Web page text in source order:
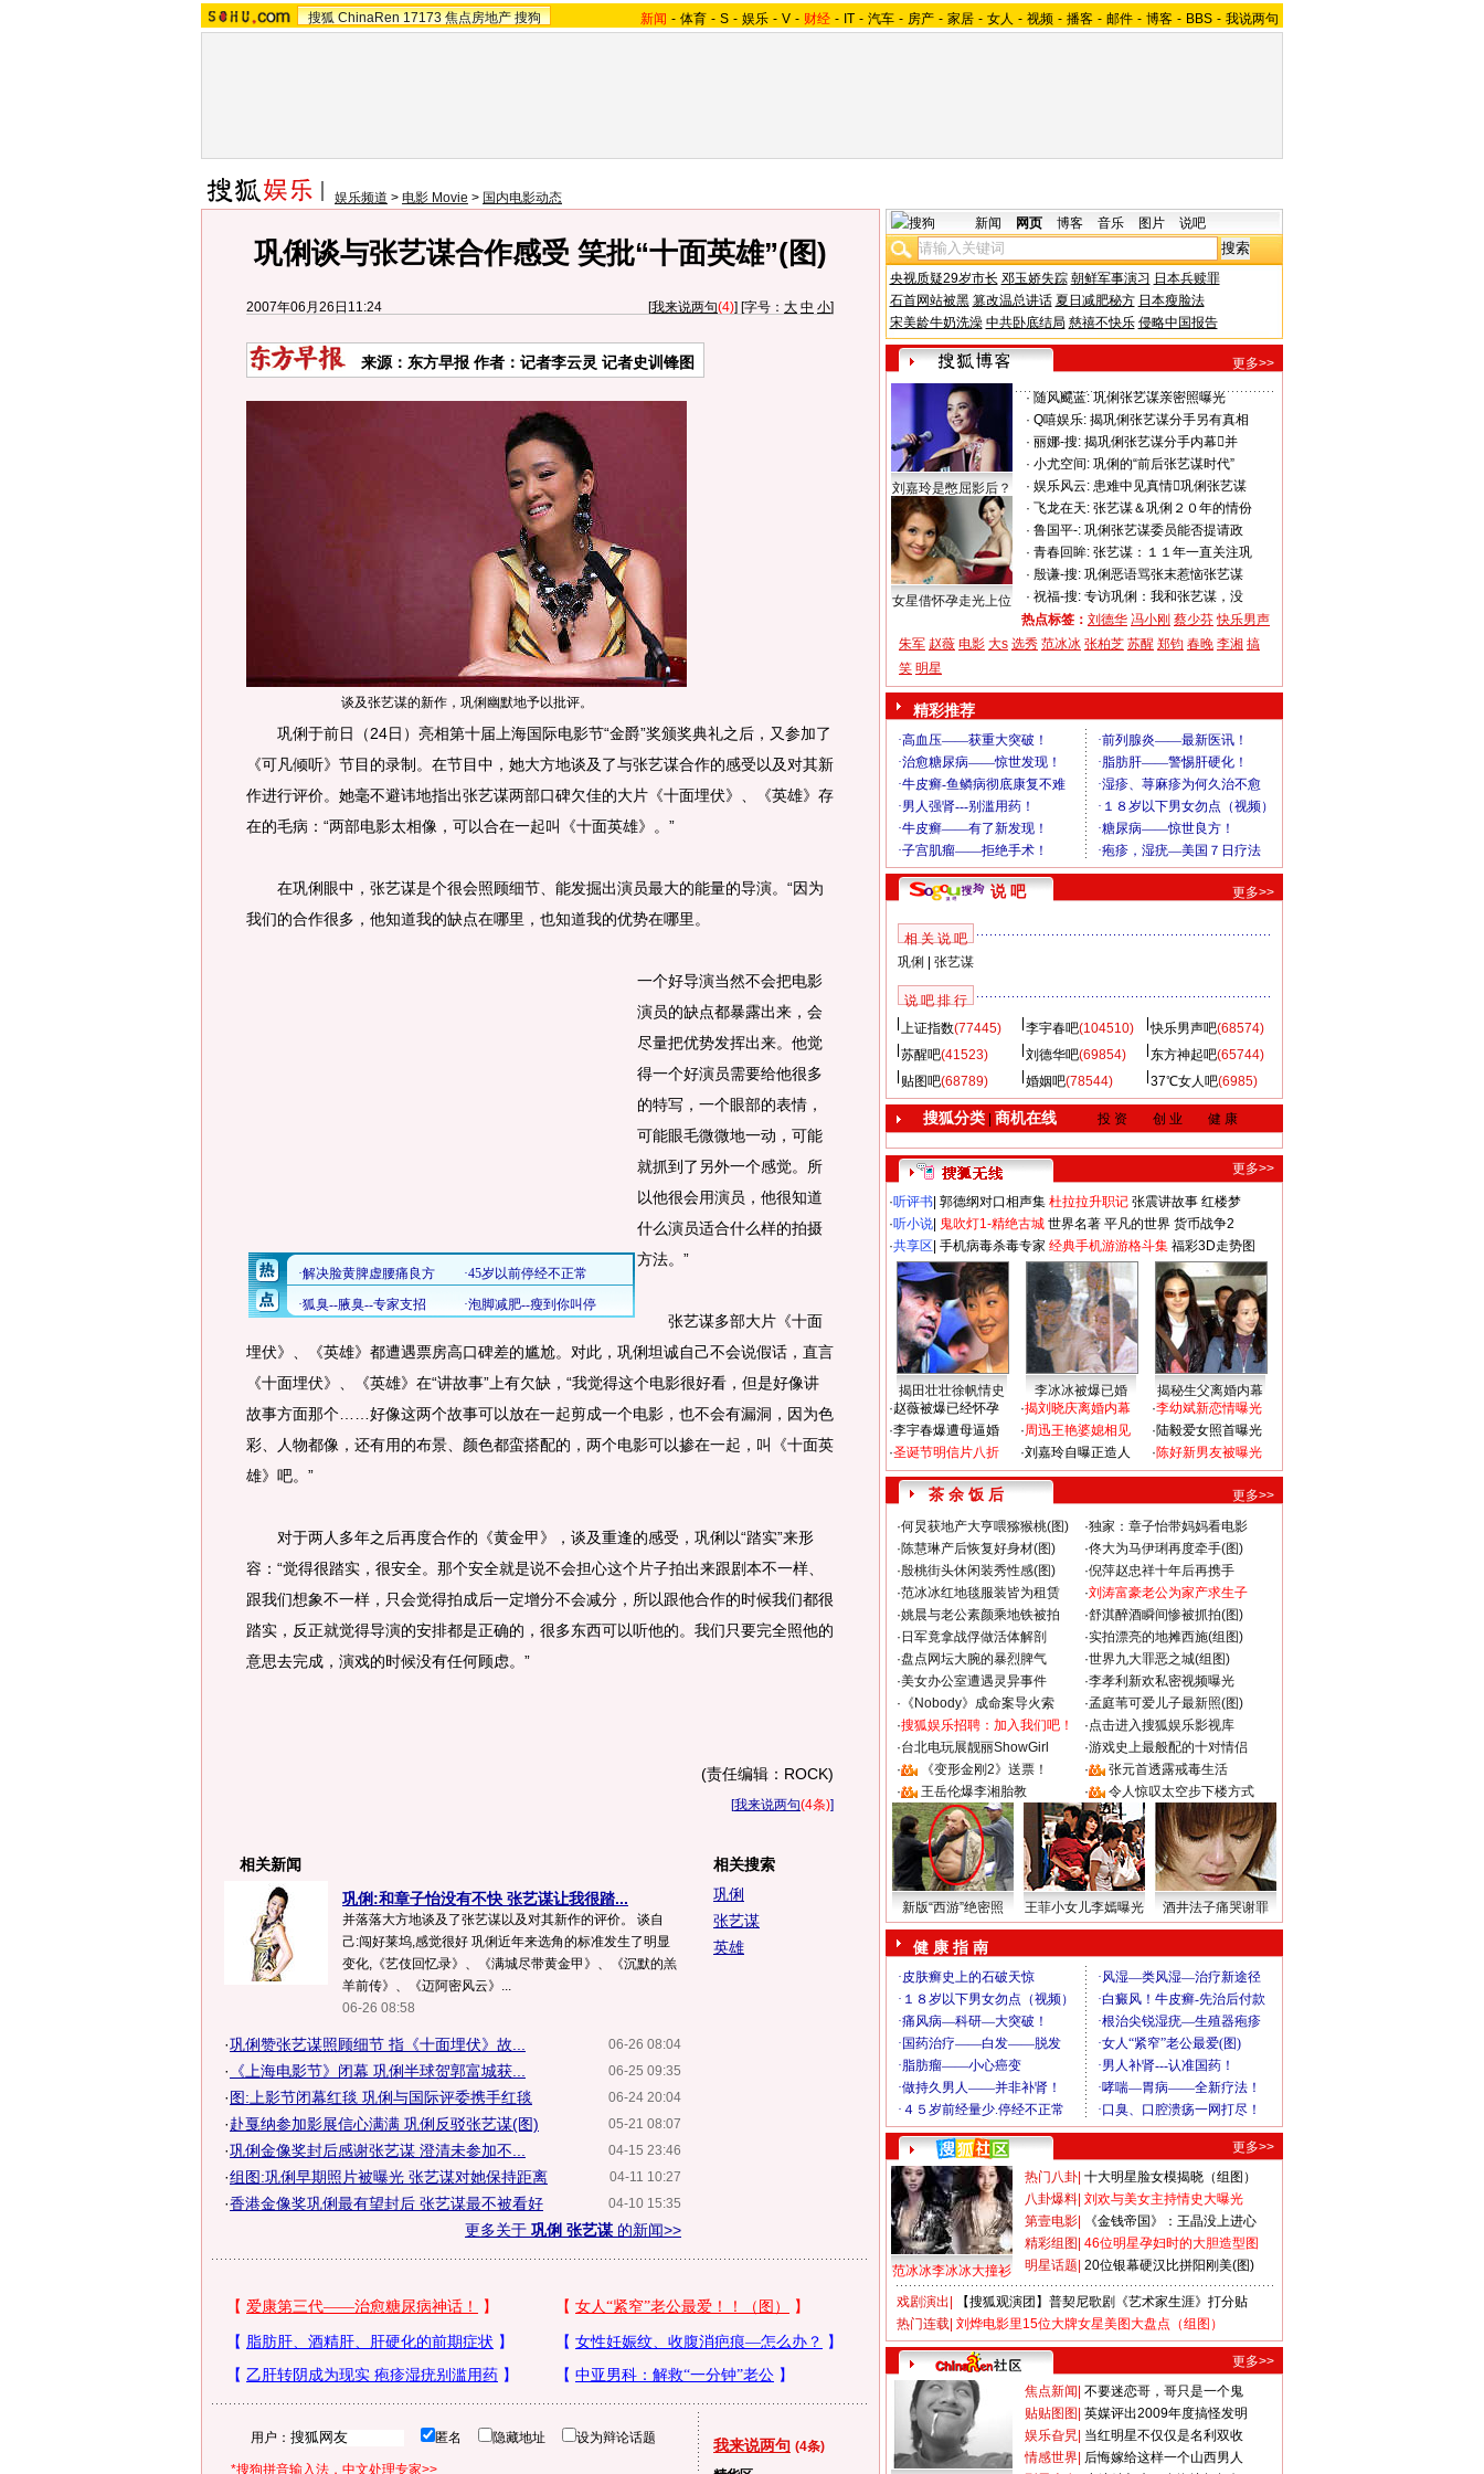
搜狐 ChinaRen 17173 焦点房地产 搜狗 新闻 - 体育 - S - 娱乐 - V - 财经 - IT - 汽车 - 房产 - 家居 - 女人 - 视频 - 播客 - 邮件 - 博客 - BBS - 我说两句
娱乐频道 > 电影 Movie > 国内电影动态
巩俐谈与张艺谋合作感受 笑批“十面英雄”(图)
2007年06月26日11:24 [我来说两句(4)] [字号： 大 中 小]
来源：东方早报 作者：记者李云灵 记者史训锋图
谈及张艺谋的新作，巩俐幽默地予以批评。
巩俐于前日（24日）亮相第十届上海国际电影节“金爵”奖颁奖典礼之后，又参加了
《可凡倾听》节目的录制。在节目中，她大方地谈及了与张艺谋合作的感受以及对其新
作进行评价。她毫不避讳地指出张艺谋两部口碑欠佳的大片《十面埋伏》、《英雄》存
在的毛病：“两部电影太相像，可以合在一起叫《十面英雄》。”
在巩俐眼中，张艺谋是个很会照顾细节、能发掘出演员最大的能量的导演。“因为
我们的合作很多，他知道我的缺点在哪里，也知道我的优势在哪里。
一个好导演当然不会把电影
演员的缺点都暴露出来，会
尽量把优势发挥出来。他觉
得一个好演员需要给他很多
的特写，一个眼部的表情，
可能眼毛微微地一动，可能
就抓到了另外一个感觉。所
以他很会用演员，他很知道
什么演员适合什么样的拍摄
方法。”
张艺谋多部大片《十面
埋伏》、《英雄》都遭遇票房高口碑差的尴尬。对此，巩俐坦诚自己不会说假话，直言
《十面埋伏》、《英雄》在“讲故事”上有欠缺，“我觉得这个电影很好看，但是好像讲
故事方面那个……好像这两个故事可以放在一起剪成一个电影，也不会有漏洞，因为色
彩、人物都像，还有用的布景、颜色都蛮搭配的，两个电影可以掺在一起，叫《十面英
雄》吧。”
对于两人多年之后再度合作的《黄金甲》，谈及重逢的感受，巩俐以“踏实”来形
容：“觉得很踏实，很安全。那个安全就是说不会担心这个片子拍出来跟剧本不一样、
跟我们想象不一样，只会觉得拍成后一定增分不会减分，所以跟他合作的时候我们都很
踏实，反正就觉得导演的安排都是正确的，很多东西可以听他的。我们只要完全照他的
意思去完成，演戏的时候没有任何顾虑。”
(责任编辑：ROCK)
[我来说两句(4条)]
相关新闻
巩俐:和章子怡没有不快 张艺谋让我很踏...
并落落大方地谈及了张艺谋以及对其新作的评价。 谈自
己:闯好莱坞,感觉很好 巩俐近年来选角的标准发生了明显
变化,《艺伎回忆录》、《满城尽带黄金甲》、《沉默的羔
羊前传》、《迈阿密风云》...
06-26 08:58
06-26 08:04
·巩俐赞张艺谋照顾细节 指《十面埋伏》故...
06-25 09:35
· 《上海电影节》闭幕 巩俐半球贺郭富城获...
06-24 20:04
·图:上影节闭幕红毯 巩俐与国际评委携手红毯
05-21 08:07
·赴戛纳参加影展信心满满 巩俐反驳张艺谋(图)
04-15 23:46
·巩俐金像奖封后感谢张艺谋 澄清未参加不...
04-11 10:27
·组图:巩俐早期照片被曝光 张艺谋对她保持距离
04-10 15:35
·香港金像奖巩俐最有望封后 张艺谋最不被看好
更多关于 巩俐 张艺谋 的新闻>>
相关搜索
巩俐
张艺谋
英雄
用户： 匿名 隐藏地址 设为辩论话题
*搜狗拼音输入法，中文处理专家>>
我来说两句 (4条)
新闻 网页 博客 音乐 图片 说吧
央视质疑29岁市长 邓玉娇失踪 朝鲜军事演习 日本兵赎罪
石首网站被黑 篡改温总讲话 夏日减肥秘方 日本瘦脸法
宋美龄牛奶洗澡 中共卧底结局 慈禧不快乐 侵略中国报告
更多>>
刘嘉玲是憋屈影后？
女星借怀孕走光上位
· 随风飃蓝: 巩俐张艺谋亲密照曝光
· Q嘻娱乐: 揭巩俐张艺谋分手另有真相
· 丽娜-搜: 揭巩俐张艺谋分手内幕并
· 小尤空间: 巩俐的“前后张艺谋时代”
· 娱乐风云: 患难中见真情巩俐张艺谋
· 飞龙在天: 张艺谋＆巩俐２０年的情份
· 鲁国平-: 巩俐张艺谋委员能否提请政
· 青春回眸: 张艺谋：１１年一直关注巩
· 殷谦-搜: 巩俐恶语骂张末惹恼张艺谋
· 祝福-搜: 专访巩俐：我和张艺谋，没
热点标签： 刘德华 冯小刚 蔡少芬 快乐男声
朱军 赵薇 电影 大s 选秀 范冰冰 张柏芝 苏醒 郑钧 春晚 李湘 搞
笑 明星
精彩推荐
说 吧 更多>>
相 关 说 吧
巩俐
张艺谋
说 吧 排 行
上证指数(77445) 李宇春吧(104510) 快乐男声吧(68574)
苏醒吧(41523) 刘德华吧(69854) 东方神起吧(65744)
贴图吧(68789) 婚姻吧(78544) 37℃女人吧(6985)
搜狐分类| 商机在线 投 资 创 业 健 康
更多>>
·听评书 郭德纲对口相声集 杜拉拉升职记 张震讲故事 红楼梦
·听小说 鬼吹灯1-精绝古城 世界名著 平凡的世界 货币战争2
·共享区 手机病毒杀毒专家 经典手机游游格斗集 福彩3D走势图
揭田壮壮徐帆情史 李冰冰被爆已婚
揭秘生父离婚内幕
·赵薇被爆已经怀孕
·李宇春爆遭母逼婚
·圣诞节明信片八折
·揭刘晓庆离婚内幕
·周迅王艳婆媳相见
·刘嘉玲自曝正造人
·李幼斌新恋情曝光
·陆毅爱女照首曝光
·陈好新男友被曝光
茶 余 饭 后
更多>>
·何炅获地产大亨喂猕猴桃(图) ·独家：章子怡带妈妈看电影
·陈慧琳产后恢复好身材(图) ·佟大为马伊琍再度牵手(图)
·殷桃街头休闲装秀性感(图) ·倪萍赵忠祥十年后再携手
·范冰冰红地毯服装皆为租赁 ·刘涛富豪老公为家产求生子
·姚晨与老公素颜乘地铁被拍 ·舒淇醉酒瞬间惨被抓拍(图)
· 日军竟拿战俘做活体解剖 ·实拍漂亮的地摊西施(组图)
·盘点网坛大腕的暴烈脾气 ·世界九大罪恶之城(组图)
·美女办公室遭遇灵异事件 ·李孝利新欢私密视频曝光
· 《Nobody》成命案导火索 ·孟庭苇可爱儿子最新照(图)
·搜狐娱乐招聘：加入我们吧！ ·点击进入搜狐娱乐影视库
·台北电玩展靓丽ShowGirl ·游戏史上最般配的十对情侣
·
《变形金刚2》送票！ ·
张元首透露戒毒生活
·
王岳伦爆李湘胎教 · 令人惊叹太空步下楼方式
新版“西游”绝密照 王菲小女儿李嫣曝光 酒井法子痛哭谢罪
健 康 指 南
更多>>
范冰冰李冰冰大撞衫
热门八卦 十大明星脸女模揭晓（组图）
八卦爆料 刘欢与美女主持情史大曝光
第壹电影
《金钱帝国》：王晶没上进心
精彩组图 46位明星孕妇时的大胆造型图
明星话题 20位银幕硬汉比拼阳刚美(图)
戏剧演出
【搜狐观演团】普契尼歌剧《艺术家生涯》打分贴
热门连载 刘烨电影里15位大牌女星美图大盘点（组图）
更多>>
焦点新闻 不要迷恋哥，哥只是一个鬼
贴贴图图 英媒评出2009年度搞怪发明
娱乐旮旯 当红明星不仅仅是名利双收
情感世界 后悔嫁给这样一个山西男人